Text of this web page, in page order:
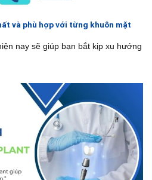
và phù hợp với từng khuôn mặt
nay sẽ giúp bạn bắt kịp xu hướng